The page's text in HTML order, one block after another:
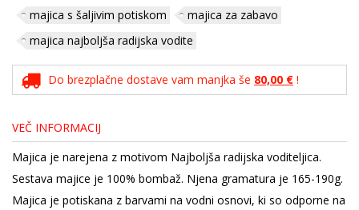
majica s šaljivim potiskom
majica za zabavo
majica najboljša radijska vodite
Do brezplačne dostave vam manjka še 80,00 € !
VEČ INFORMACIJ
Majica je narejena z motivom Najboljša radijska voditeljica.
Sestava majice je 100% bombaž. Njena gramatura je 165-190g.
Majica je potiskana z barvami na vodni osnovi, ki so odporne na